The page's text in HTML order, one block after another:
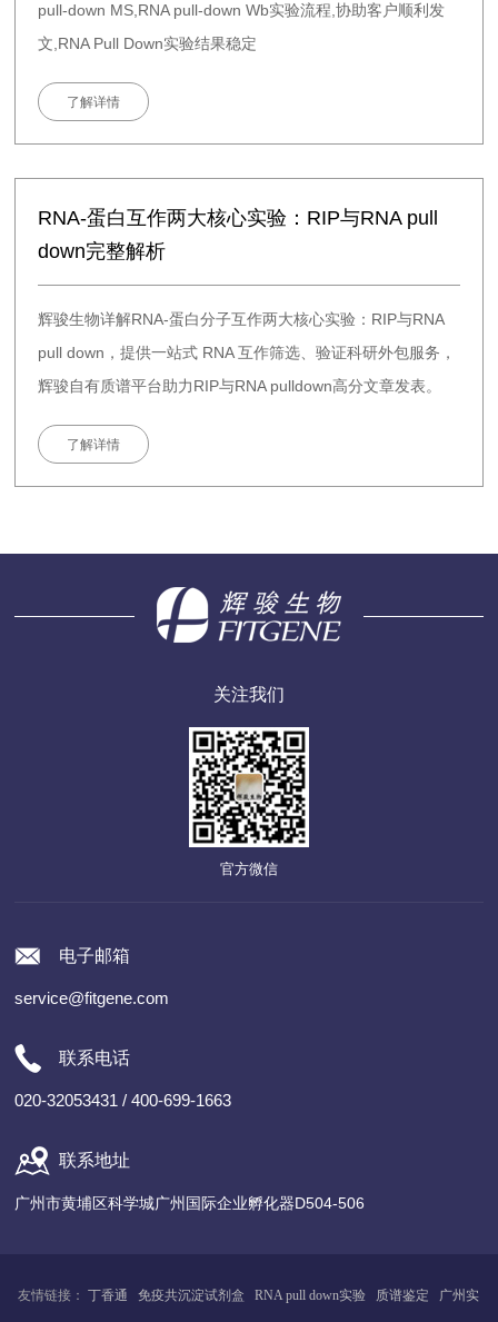
pull-down MS,RNA pull-down Wb实验流程,协助客户顺利发
文,RNA Pull Down实验结果稳定
了解详情
RNA-蛋白互作两大核心实验：RIP与RNA pull
down完整解析
辉骏生物详解RNA-蛋白分子互作两大核心实验：RIP与RNA
pull down，提供一站式 RNA 互作筛选、验证科研外包服务，
辉骏自有质谱平台助力RIP与RNA pulldown高分文章发表。
了解详情
关注我们
官方微信
电子邮箱
service@fitgene.com
联系电话
020-32053431 / 400-699-1663
联系地址
广州市黄埔区科学城广州国际企业孵化器D504-506
友情链接：丁香通 免疫共沉淀试剂盒 RNA pull down实验 质谱鉴定 广州实